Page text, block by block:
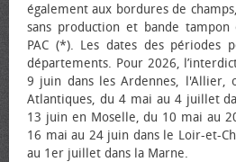
également aux bordures de
sans production et bande
PAC (*). Les dates des périodes
départements. Pour 2026,
9 juin dans les Ardennes, l'Allier,
Atlantiques, du 4 mai au 4 juillet
13 juin en Moselle, du 10 mai au
16 mai au 24 juin dans le Loir-et-
au 1er juillet dans la Marne.